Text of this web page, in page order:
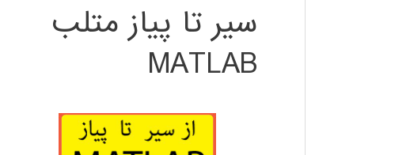
سیر تا پیاز متلب
MATLAB